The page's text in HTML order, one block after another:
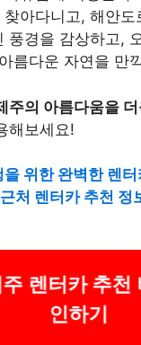
아다니고, 해안도
풍경을 감상하고,
름다운 자연을 만
주의 아름다움을
해보세요!
위한 완벽한 렌
처 렌터카 추천 정
주 렌터카 추천
인하기